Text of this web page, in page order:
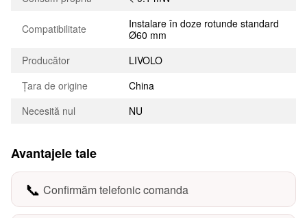
Compatibilitate
Instalare în doze rotunde standard
Ø60 mm
Producător
LIVOLO
Țara de origine
China
Necesită nul
NU
Avantajele tale
📞 Confirmăm telefonic comanda